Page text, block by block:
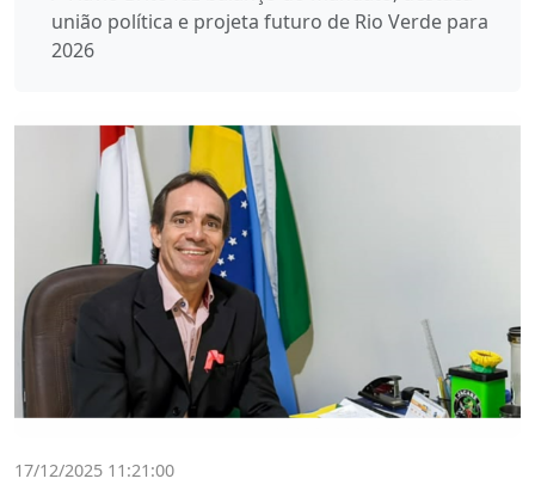
união política e projeta futuro de Rio Verde para
2026
17/12/2025 11:21:00